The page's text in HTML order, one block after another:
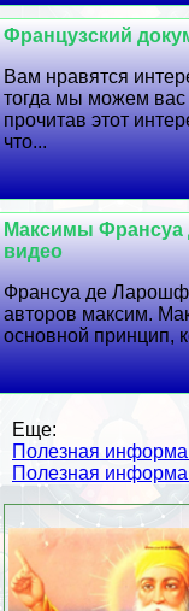
Французский
Вам нравятся
тогда мы можем
прочитав этот
что...
Максимы Франсуа
видео
Франсуа де
авторов максим.
основной принцип,
Еще:
Полезная
Полезная